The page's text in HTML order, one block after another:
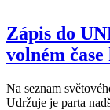
Zápis do
volném
Na seznam
Udržuje je parta